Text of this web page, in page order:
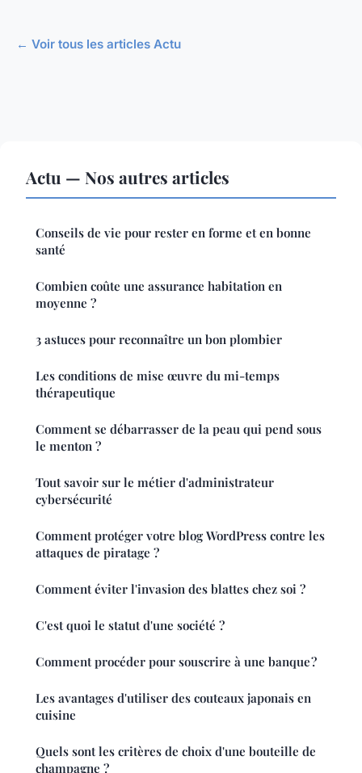
← Voir tous les articles Actu
Actu — Nos autres articles
Conseils de vie pour rester en forme et en bonne
santé
Combien coûte une assurance habitation en
moyenne ?
3 astuces pour reconnaître un bon plombier
Les conditions de mise œuvre du mi-temps
thérapeutique
Comment se débarrasser de la peau qui pend sous
le menton ?
Tout savoir sur le métier d'administrateur
cybersécurité
Comment protéger votre blog WordPress contre les
attaques de piratage ?
Comment éviter l'invasion des blattes chez soi ?
C'est quoi le statut d'une société ?
Comment procéder pour souscrire à une banque ?
Les avantages d'utiliser des couteaux japonais en
cuisine
Quels sont les critères de choix d'une bouteille de
champagne ?